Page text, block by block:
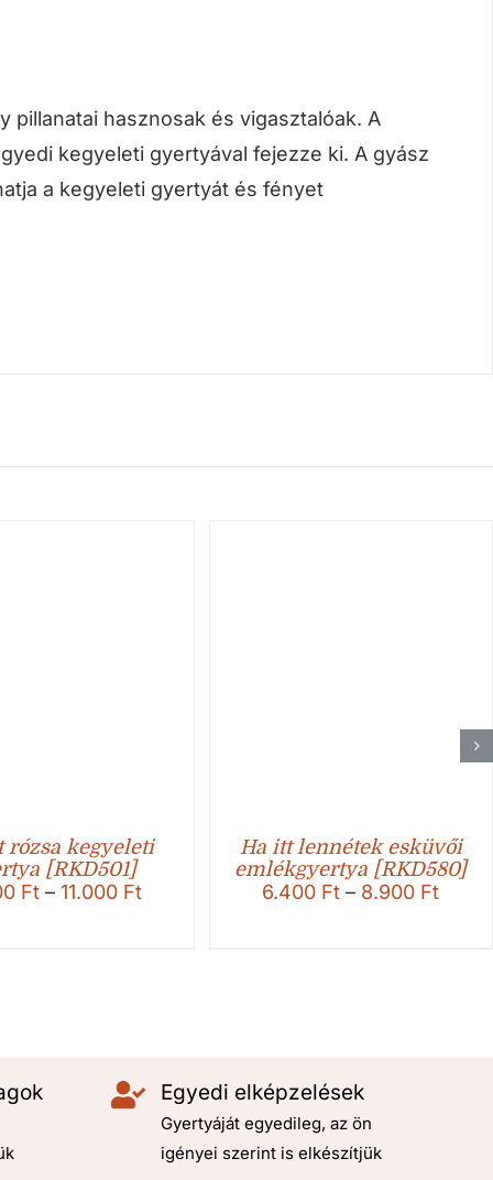
pillanatai hasznosak és vigasztalóak. A
kegyeleti gyertyával fejezze ki. A gyász
a kegyeleti gyertyát és fényet
rózsa kegyeleti
[RKD501]
Ft – 11.000 FtÁrtartomány:
Ha itt lennétek esküvői
emlékgyertya [RKD580]
6.400 Ft – 8.900 Ft
Egyedi elképzelések
Gyertyáját egyedileg, az ön
igényei szerint is elkészítjük